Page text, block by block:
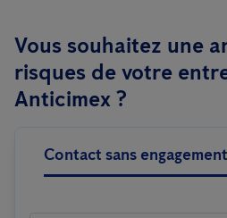
Vous souhaitez une
risques de votre
Anticimex ?
Contact sans